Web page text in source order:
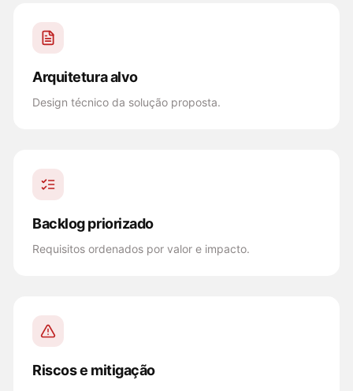
Arquitetura alvo
Design técnico da solução proposta.
Backlog priorizado
Requisitos ordenados por valor e impacto.
Riscos e mitigação